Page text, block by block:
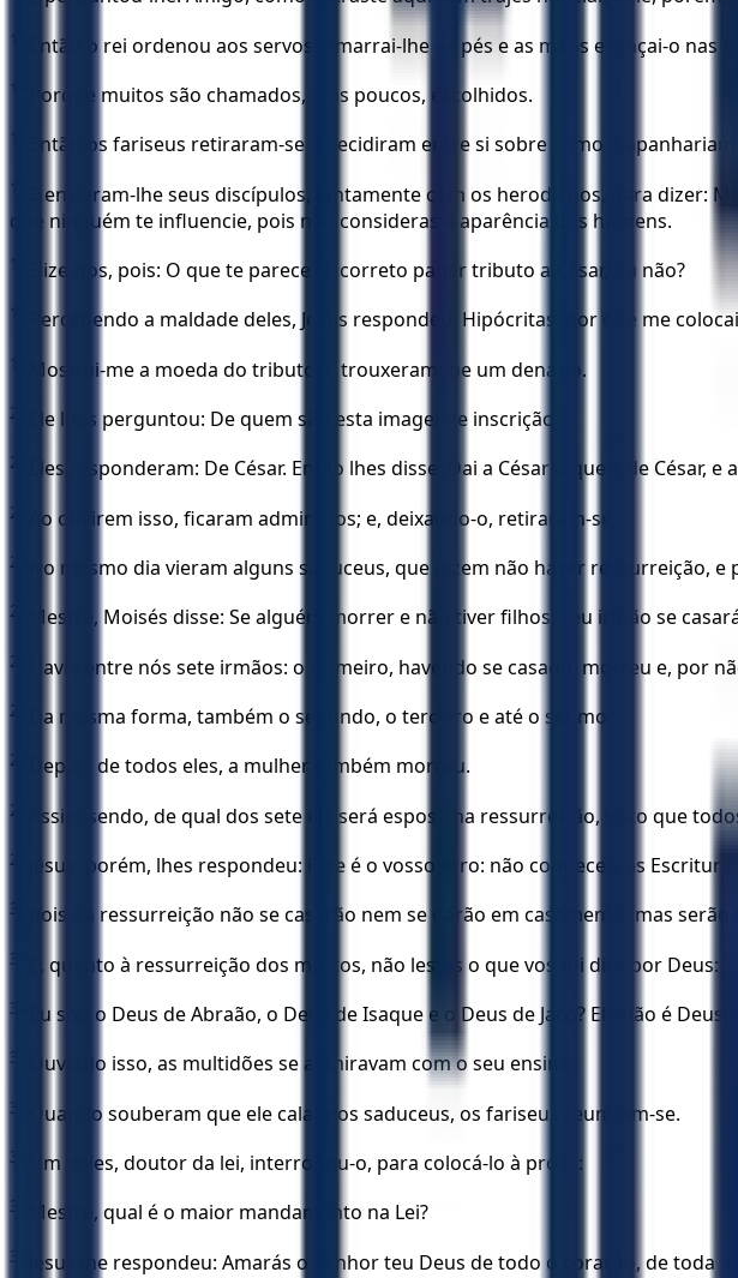
13 Então o rei ordenou aos servos: Amarrai-lhe os pés e as mãos e lançai-o nas
14 Porque muitos são chamados, mas poucos, escolhidos.
15 Então os fariseus retiraram-se e decidiram entre si sobre como o
16
E enviaram-lhe seus discípulos, juntamente com os herodianos, para dizer:
que ninguém te influencie, pois não consideras a aparência dos homens.
17 Dize-nos, pois: O que te parece? É correto pagar tributo a César, ou não?
18 Percebendo a maldade deles, Jesus respondeu: Hipócritas, por que me
19 Mostrai-me a moeda do tributo. E trouxeram-lhe um denário.
20 Ele lhes perguntou: De quem são esta imagem e inscrição?
21 Eles responderam: De César. Então lhes disse: Dai a César o que é de César, e
22 Ao ouvirem isso, ficaram admirados; e, deixando-o, retiraram-se.
23 No mesmo dia vieram alguns saduceus, que dizem não haver ressurreição,
24 Mestre, Moisés disse: Se alguém morrer e não tiver filhos, seu irmão se
25 Havia entre nós sete irmãos: o primeiro, havendo se casado, morreu e, por
26 Da mesma forma, também o segundo, o terceiro e até o sétimo.
27 Depois de todos eles, a mulher também morreu.
28 Assim sendo, de qual dos sete ela será esposa na ressurreição, visto que
29 Jesus, porém, lhes respondeu: Este é o vosso erro: não conheceis as
30 pois na ressurreição não se casarão nem se darão em casamento; mas
31 E, quanto à ressurreição dos mortos, não lestes o que vos foi dito por Deus:
32 Eu sou o Deus de Abraão, o Deus de Isaque e o Deus de Jacó? Ele não é Deus
33 Ouvindo isso, as multidões se admiravam com o seu ensino.
34 Quando souberam que ele calara os saduceus, os fariseus reuniram-se.
35 Um deles, doutor da lei, interrogou-o, para colocá-lo à prova:
36 Mestre, qual é o maior mandamento na Lei?
37 Jesus lhe respondeu: Amarás o Senhor teu Deus de todo o coração, de toda